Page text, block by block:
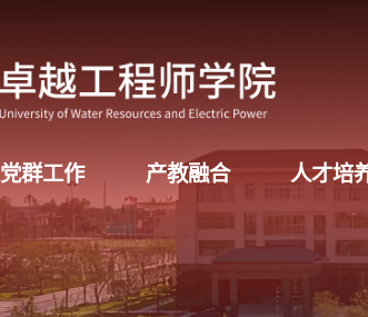
党群工作 产教融合 人才培